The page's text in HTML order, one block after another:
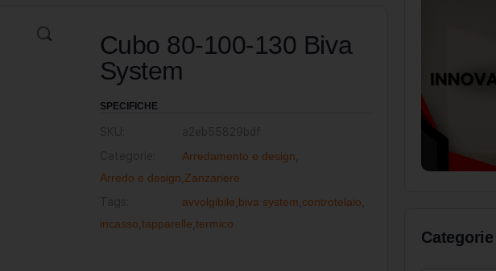
Cubo 80-100-130 Biva
System
SPECIFICHE
Arredamento e design
Arredo e design Zanzariere
avvolgibile biva system controtelaio
incasso tapparelle termico